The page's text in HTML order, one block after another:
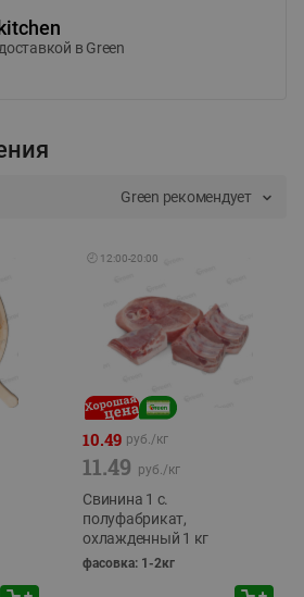
в Green
Green рекомендует
🕘 12:00-20:00
10.49 руб./кг
11.49 руб./кг
Свинина 1 с.
полуфабрикат,
охлажденный 1 кг
фасовка: 1-2кг